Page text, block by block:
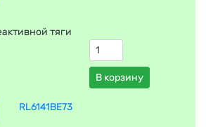
тяги
В корзину
RL6141BE73